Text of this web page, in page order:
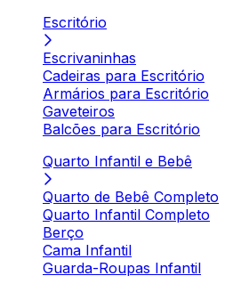
Escritório
Escrivaninhas
Cadeiras para Escritório
Armários para Escritório
Gaveteiros
Balcões para Escritório
Quarto Infantil e Bebê
Quarto de Bebê Completo
Quarto Infantil Completo
Berço
Cama Infantil
Guarda-Roupas Infantil